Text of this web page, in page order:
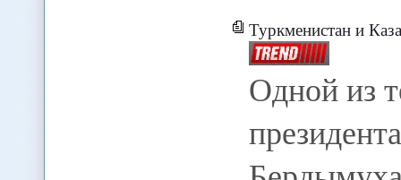
Туркменистан и
Одной из